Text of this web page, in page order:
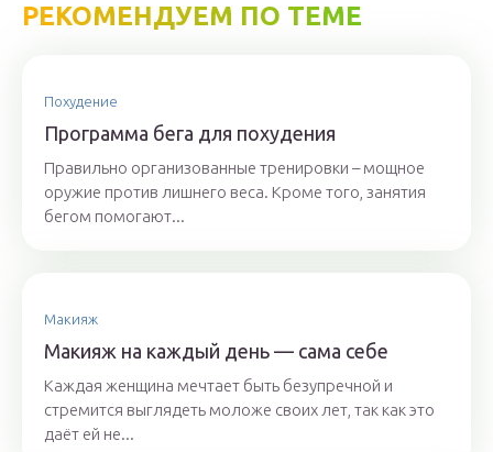
РЕКОМЕНДУЕМ ПО ТЕМЕ
Похудение
Программа бега для похудения
Правильно организованные тренировки – мощное
оружие против лишнего веса. Кроме того, занятия
бегом помогают...
Макияж
Макияж на каждый день — сама себе
Каждая женщина мечтает быть безупречной и
стремится выглядеть моложе своих лет, так как это
даёт ей не...